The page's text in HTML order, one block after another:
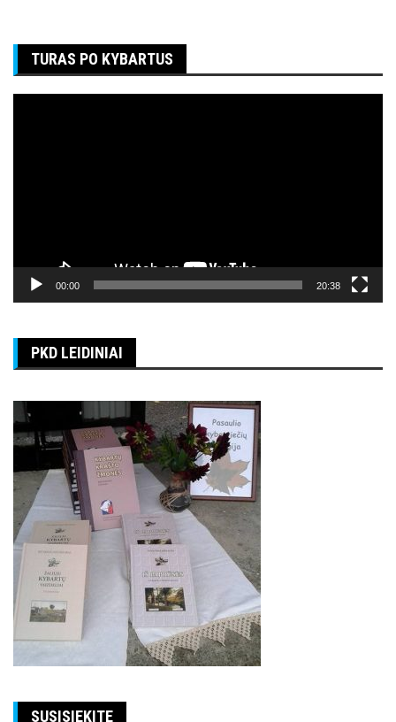
TURAS PO KYBARTUS
00:00 20:38
PKD LEIDINIAI
SUSISIEKITE